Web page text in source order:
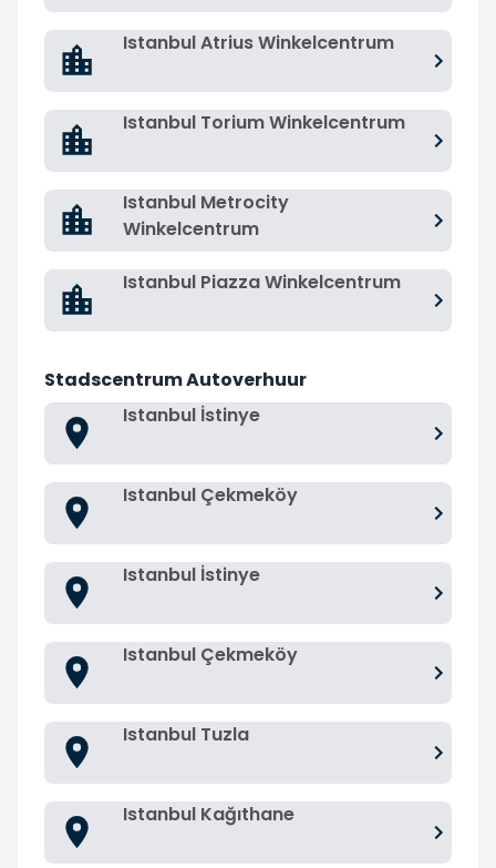
Istanbul Atrius Winkelcentrum
Istanbul Torium Winkelcentrum
Istanbul Metrocity
Winkelcentrum
Istanbul Piazza Winkelcentrum
Stadscentrum Autoverhuur
Istanbul İstinye
Istanbul Çekmeköy
Istanbul İstinye
Istanbul Çekmeköy
Istanbul Tuzla
Istanbul Kağıthane